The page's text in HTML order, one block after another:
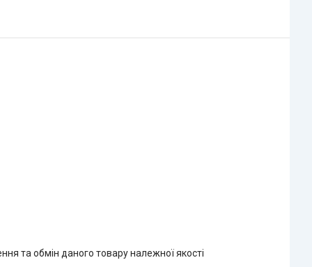
та обмін даного товару належної якості